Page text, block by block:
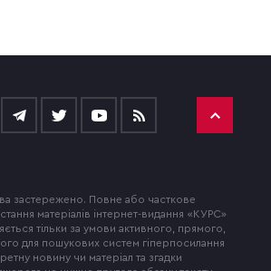
застережено. Повне або часткове
матеріалів інтернет-видання «КУРС»
тільки за умови активного, прямого,
для пошукових систем гіперпосилання
новину чи матеріал та згадки